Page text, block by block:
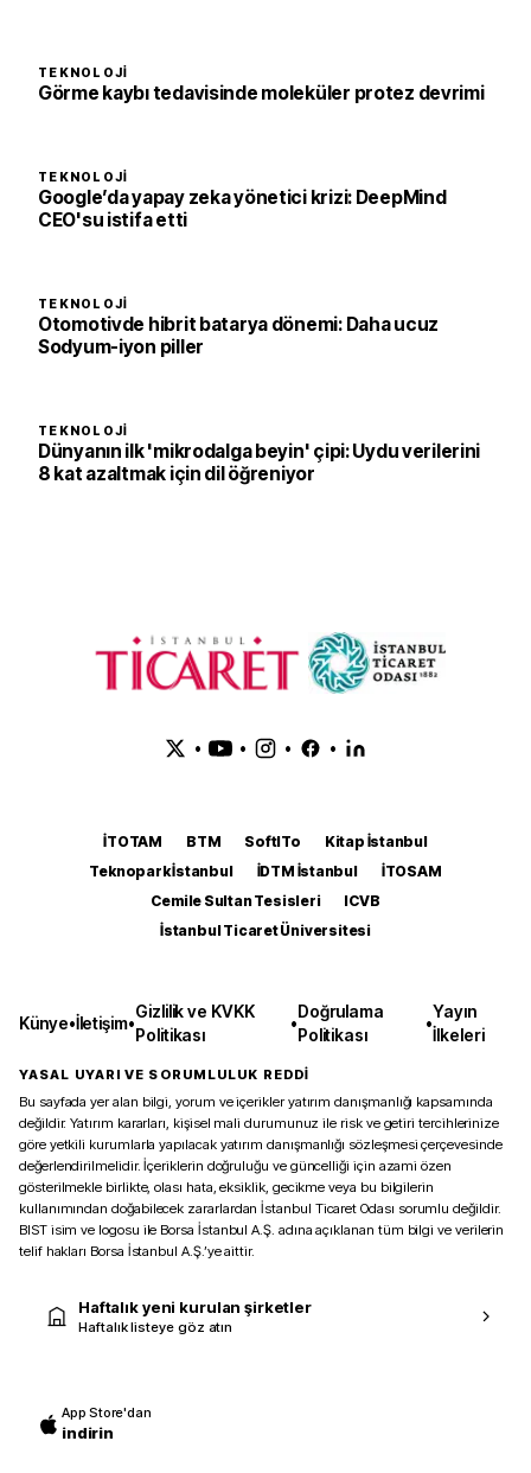
TEKNOLOJI
Görme kaybı tedavisinde moleküler protez devrimi
TEKNOLOJI
Google’da yapay zeka yönetici krizi: DeepMind
CEO'su istifa etti
TEKNOLOJI
Otomotivde hibrit batarya dönemi: Daha ucuz
Sodyum-iyon piller
TEKNOLOJI
Dünyanın ilk 'mikrodalga beyin' çipi: Uydu verilerini
8 kat azaltmak için dil öğreniyor
• • • •
İTOTAM BTM SoftITo
Kitap İstanbul
Teknopark İstanbul
İDTM İstanbul
İTOSAM
Cemile Sultan Tesisleri
ICVB
İstanbul Ticaret Üniversitesi
Künye•İletişim•
Gizlilik ve KVKK
Politikası
•
Doğrulama
Politikası
•
Yayın
İlkeleri
YASAL UYARI VE SORUMLULUK REDDİ
Bu sayfada yer alan bilgi, yorum ve içerikler yatırım danışmanlığı kapsamında
değildir. Yatırım kararları, kişisel mali durumunuz ile risk ve getiri tercihlerinize
göre yetkili kurumlarla yapılacak yatırım danışmanlığı sözleşmesi çerçevesinde
değerlendirilmelidir. İçeriklerin doğruluğu ve güncelliği için azami özen
gösterilmekle birlikte, olası hata, eksiklik, gecikme veya bu bilgilerin
kullanımından doğabilecek zararlardan İstanbul Ticaret Odası sorumlu değildir.
BIST isim ve logosu ile Borsa İstanbul A.Ş. adına açıklanan tüm bilgi ve verilerin
telif hakları Borsa İstanbul A.Ş.’ye aittir.
Haftalık yeni kurulan şirketler
Haftalık listeye göz atın
App Store'dan
indirin